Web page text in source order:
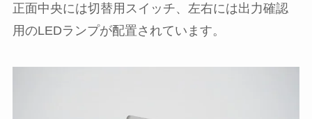
正面中央には切替用スイッチ、左右には出力確認
用のLEDランプが配置されています。